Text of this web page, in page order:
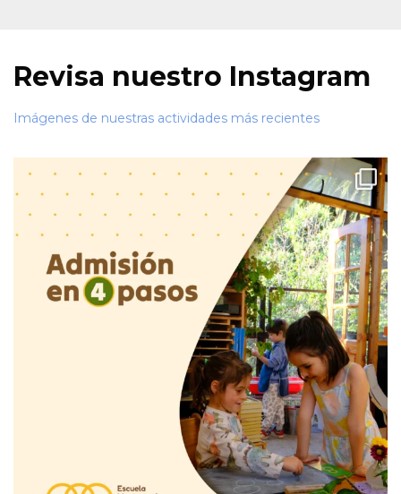
Revisa nuestro Instagram
Imágenes de nuestras actividades más recientes